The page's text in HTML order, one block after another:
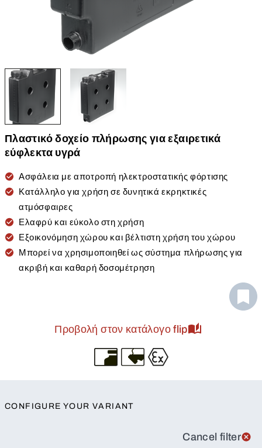
Πλαστικό δοχείο πλήρωσης για εξαιρετικά
εύφλεκτα υγρά
Ασφάλεια με αποτροπή ηλεκτροστατικής φόρτισης
Κατάλληλο για χρήση σε δυνητικά εκρηκτικές
ατμόσφαιρες
Ελαφρύ και εύκολο στη χρήση
Εξοικονόμηση χώρου και βέλτιστη χρήση του χώρου
Μπορεί να χρησιμοποιηθεί ως σύστημα πλήρωσης για
ακριβή και καθαρή δοσομέτρηση
Προβολή στον κατάλογο flip
CONFIGURE YOUR VARIANT
Cancel filter